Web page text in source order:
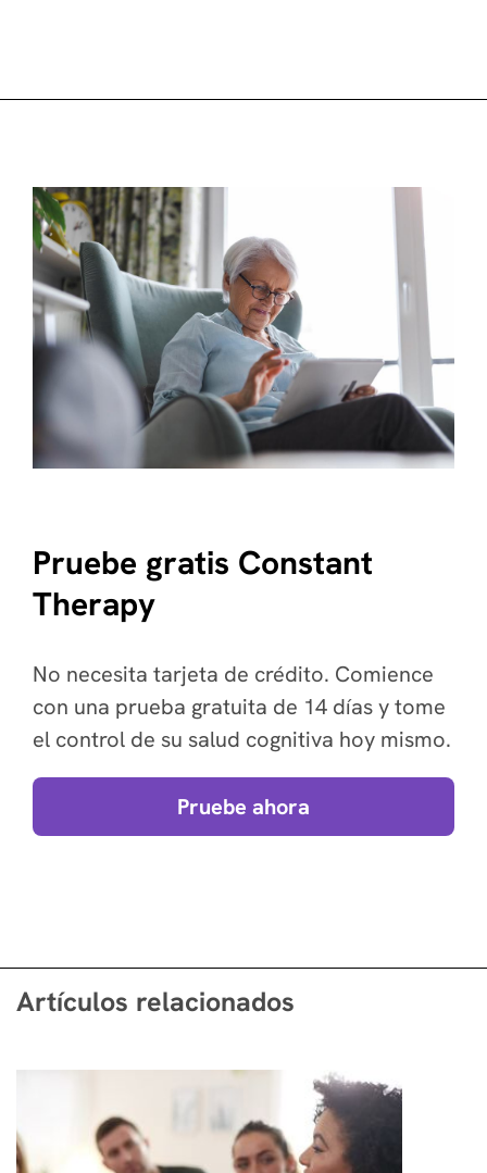
Pruebe gratis Constant
Therapy
No necesita tarjeta de crédito. Comience
con una prueba gratuita de 14 días y tome
el control de su salud cognitiva hoy mismo.
Pruebe ahora
Artículos relacionados